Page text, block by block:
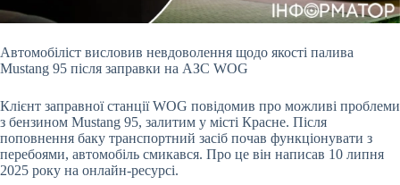
Автомобіліст висловив невдоволення щодо якості палива
Mustang 95 після заправки на АЗС WOG
Клієнт заправної станції WOG повідомив про можливі проблеми
з бензином Mustang 95, залитим у місті Красне. Після
поповнення баку транспортний засіб почав функціонувати з
перебоями, автомобіль смикався. Про це він написав 10 липня
2025 року на онлайн-ресурсі.